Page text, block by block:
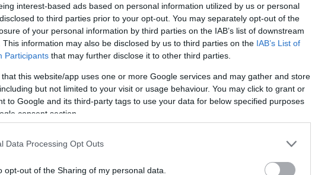
interest-based ads based on personal information utilized by us or personal
to third parties prior to your opt-out. You may separately opt-out of the
of your personal information by third parties on the IAB’s list of downstream
This information may also be disclosed by us to third parties on the IAB’s List of
Participants that may further disclose it to other third parties.
that this website/app uses one or more Google services and may gather and store
but not limited to your visit or usage behaviour. You may click to grant or
to Google and its third-party tags to use your data for below specified purposes
consent section.
Data Processing Opt Outs
opt-out of the Sharing of my personal data.